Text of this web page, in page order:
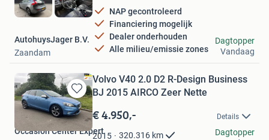
NAP gecontroleerd
Financiering mogelijk
Dealer onderhouden
Alle milieu/emissie zones
AutohuysJager B.V.
Zaandam
Dagtopper
Vandaag
Bewaren
in
Mijn
Favorieten
Volvo V40 2.0 D2 R-Design Business
BJ 2015 AIRCO Zeer Nette
€ 4.950,- Details
2015 320.316 km
Occasion Center Expert
Dagtopper